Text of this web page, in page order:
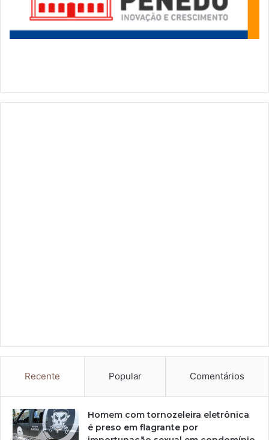
Recente Popular Comentários
Homem com tornozeleira eletrônica
é preso em flagrante por